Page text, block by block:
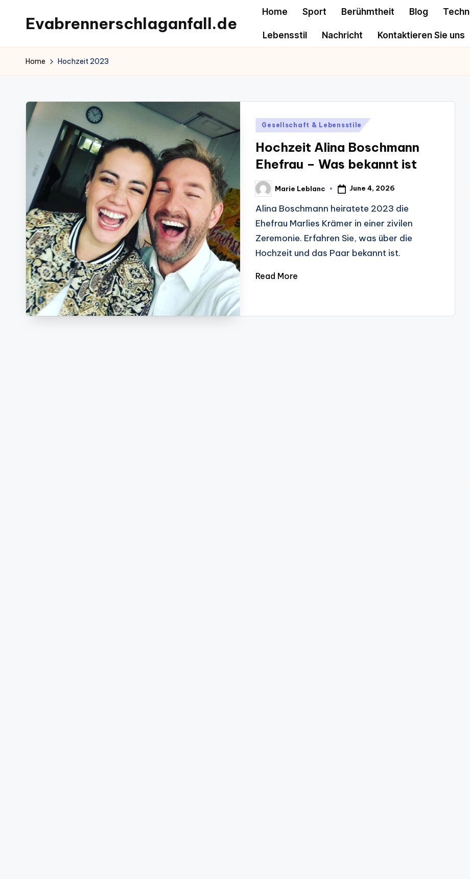
content
Evabrennerschlaganfall.de
Home Sport Berühmtheit Blog Techn
Lebensstil Nachricht Kontaktieren Sie uns
Home Hochzeit 2023
Posted
Gesellschaft & Lebensstile
Hochzeit Alina Boschmann
Ehefrau – Was bekannt ist
Posted
by
Marie Leblanc June 4, 2026
Alina Boschmann heiratete 2023 die
Ehefrau Marlies Krämer in einer zivilen
Zeremonie. Erfahren Sie, was über die
Hochzeit und das Paar bekannt ist.
Read More